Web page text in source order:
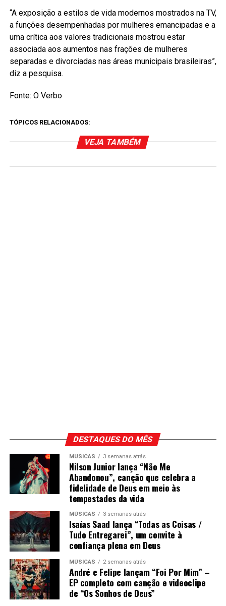
“A exposição a estilos de vida modernos mostrados na TV,
a funções desempenhadas por mulheres emancipadas e a
uma crítica aos valores tradicionais mostrou estar
associada aos aumentos nas frações de mulheres
separadas e divorciadas nas áreas municipais brasileiras”,
diz a pesquisa.
Fonte: O Verbo
TÓPICOS RELACIONADOS:
VEJA TAMBÉM
DESTAQUES DO MÊS
MÚSICAS 3 semanas atrás
Nilson Junior lança “Não Me
Abandonou”, canção que celebra a
fidelidade de Deus em meio às
tempestades da vida
MÚSICAS 3 semanas atrás
Isaías Saad lança “Todas as Coisas /
Tudo Entregarei”, um convite à
confiança plena em Deus
MÚSICAS 2 semanas atrás
André e Felipe lançam “Foi Por Mim” –
EP completo com canção e videoclipe
de “Os Sonhos de Deus”